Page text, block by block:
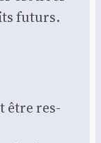
futurs.
être res­